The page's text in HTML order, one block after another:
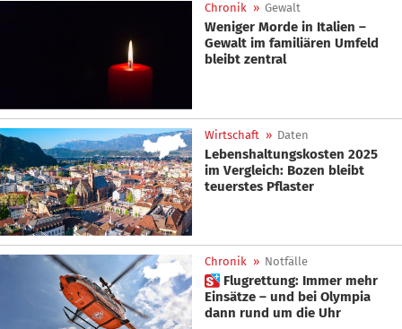
Chronik » Gewalt
Weniger Morde in Italien –
Gewalt im familiären Umfeld
bleibt zentral
Wirtschaft » Daten
Lebenshaltungskosten 2025
im Vergleich: Bozen bleibt
teuerstes Pflaster
Chronik » Notfälle
 Flugrettung: Immer mehr
Einsätze – und bei Olympia
dann rund um die Uhr